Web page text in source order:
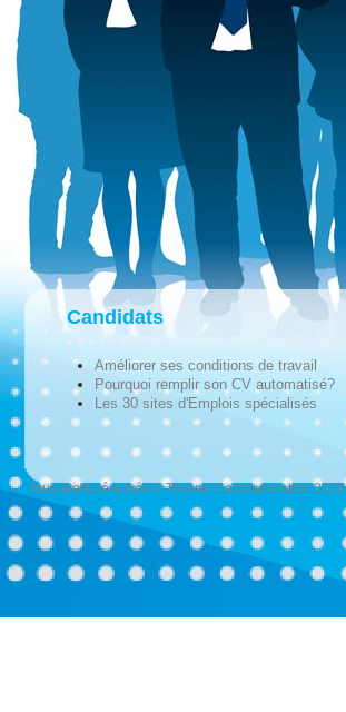
Candidats
Améliorer ses conditions de travail
Pourquoi remplir son CV automatisé?
Les 30 sites d'Emplois spécialisés
Tous droits réservés © Techno-Communication 2026